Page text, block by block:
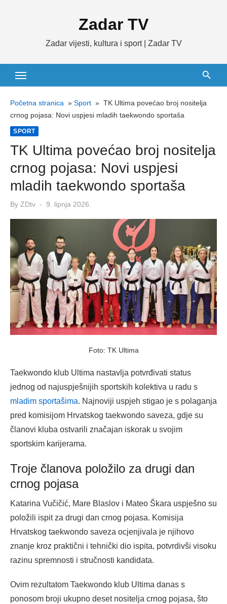
Zadar TV
Zadar vijesti, kultura i sport | Zadar TV
Početna stranica » Sport » TK Ultima povećao broj nositelja
crnog pojasa: Novi uspjesi mladih taekwondo sportaša
SPORT
TK Ultima povećao broj nositelja
crnog pojasa: Novi uspjesi
mladih taekwondo sportaša
By ZDtv
Posted
9. lipnja 2026.
Foto: TK Ultima
Taekwondo klub Ultima nastavlja potvrđivati status
jednog od najuspješnijih sportskih kolektiva u radu s
mladim sportašima. Najnoviji uspjeh stigao je s polaganja
pred komisijom Hrvatskog taekwondo saveza, gdje su
članovi kluba ostvarili značajan iskorak u svojim
sportskim karijerama.
Troje članova položilo za drugi dan
crnog pojasa
Katarina Vučičić, Mare Blaslov i Mateo Škara uspješno su
položili ispit za drugi dan crnog pojasa. Komisija
Hrvatskog taekwondo saveza ocjenjivala je njihovo
znanje kroz praktični i tehnički dio ispita, potvrdivši visoku
razinu spremnosti i stručnosti kandidata.
Ovim rezultatom Taekwondo klub Ultima danas s
ponosom broji ukupno deset nositelja crnog pojasa, što